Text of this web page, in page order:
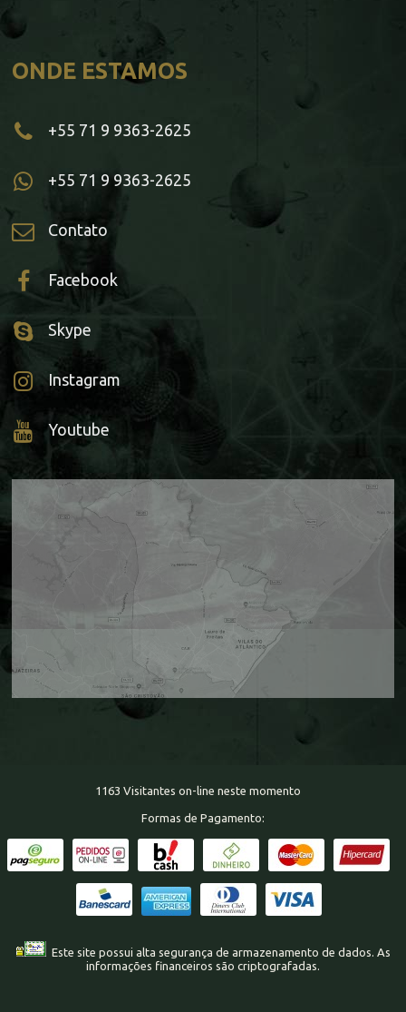
ONDE ESTAMOS
+55 71 9 9363-2625
+55 71 9 9363-2625
Contato
Facebook
Skype
Instagram
Youtube
1163 Visitantes on-line neste momento
Formas de Pagamento:
Este site possui alta segurança de armazenamento de dados. As
informações financeiros são criptografadas.